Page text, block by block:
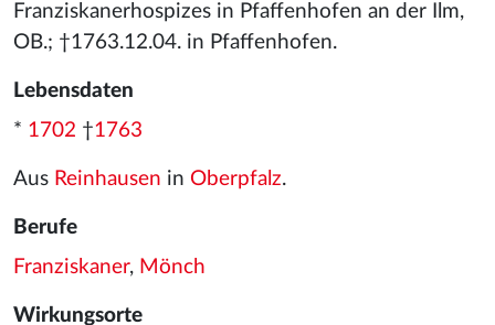
Franziskanerhospizes in Pfaffenhofen an der Ilm,
OB.; †1763.12.04. in Pfaffenhofen.
Lebensdaten
* 1702 †1763
Aus Reinhausen in Oberpfalz.
Berufe
Franziskaner, Mönch
Wirkungsorte